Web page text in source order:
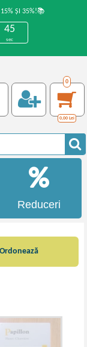
15% ȘI 35%!📚
45
sec
0
0,00 Lei
Reduceri
Ordonează